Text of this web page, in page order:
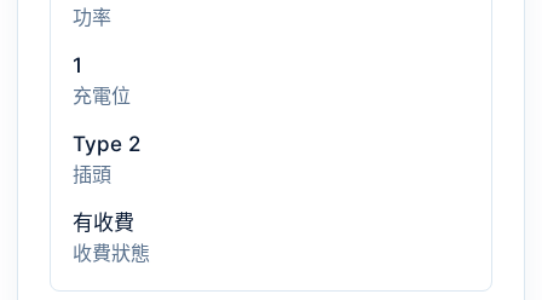
功率
1
充電位
Type 2
插頭
有收費
收費狀態